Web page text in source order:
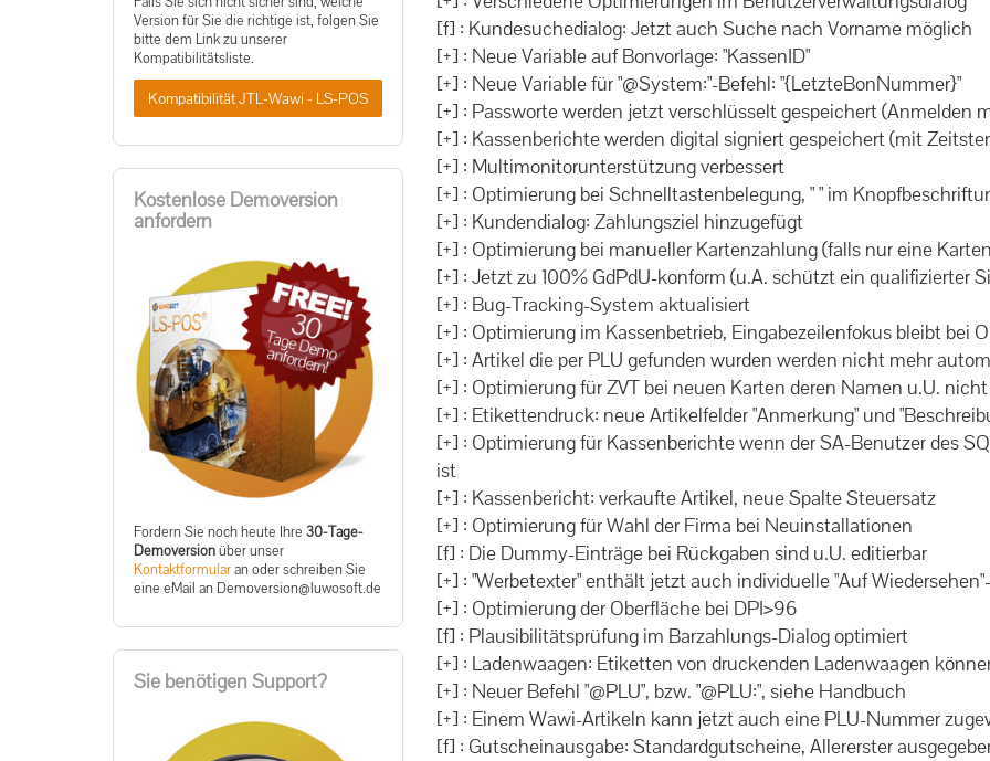
[f] : Kundesuchedialog: Jetzt auch Suche nach Vorname möglich
[+] : Neue Variable auf Bonvorlage: "KassenID"
[+] : Neue Variable für "@System:"-Befehl: "{LetzteBonNummer}"
[+] : Passworte werden jetzt verschlüsselt gespeichert (Anmelden
[+] : Kassenberichte werden digital signiert gespeichert (mit
[+] : Multimonitorunterstützung verbessert
[+] : Optimierung bei Schnelltastenbelegung, " " im
[+] : Kundendialog: Zahlungsziel hinzugefügt
[+] : Optimierung bei manueller Kartenzahlung (falls nur eine
[+] : Jetzt zu 100% GdPdU-konform (u.A. schützt ein qualifizierter
[+] : Bug-Tracking-System aktualisiert
[+] : Optimierung im Kassenbetrieb, Eingabezeilenfokus bleibt bei
[+] : Artikel die per PLU gefunden wurden werden nicht mehr
[+] : Optimierung für ZVT bei neuen Karten deren Namen u.U.
[+] : Etikettendruck: neue Artikelfelder "Anmerkung" und
[+] : Optimierung für Kassenberichte wenn der SA-Benutzer des
ist
[+] : Kassenbericht: verkaufte Artikel, neue Spalte Steuersatz
[+] : Optimierung für Wahl der Firma bei Neuinstallationen
[f] : Die Dummy-Einträge bei Rückgaben sind u.U. editierbar
[+] : "Werbetexter" enthält jetzt auch individuelle "Auf
[+] : Optimierung der Oberfläche bei DPI>96
[f] : Plausibilitätsprüfung im Barzahlungs-Dialog optimiert
[+] : Ladenwaagen: Etiketten von druckenden Ladenwaagen
[+] : Neuer Befehl "@PLU", bzw. "@PLU:", siehe Handbuch
[+] : Einem Wawi-Artikeln kann jetzt auch eine PLU-Nummer
[f] : Gutscheinausgabe: Standardgutscheine, Allererster
Version für Sie die richtige ist, folgen Sie
bitte dem Link zu unserer
Kompatibilitätsliste.
Kompatibilität JTL-Wawi - LS-POS
Kostenlose Demoversion
anfordern
Fordern Sie noch heute Ihre 30-Tage-
Demoversionüber unser
Kontaktformularan oder schreiben Sie
eine eMail an ed.tfosowul@noisrevomeD
Sie benötigen Support?